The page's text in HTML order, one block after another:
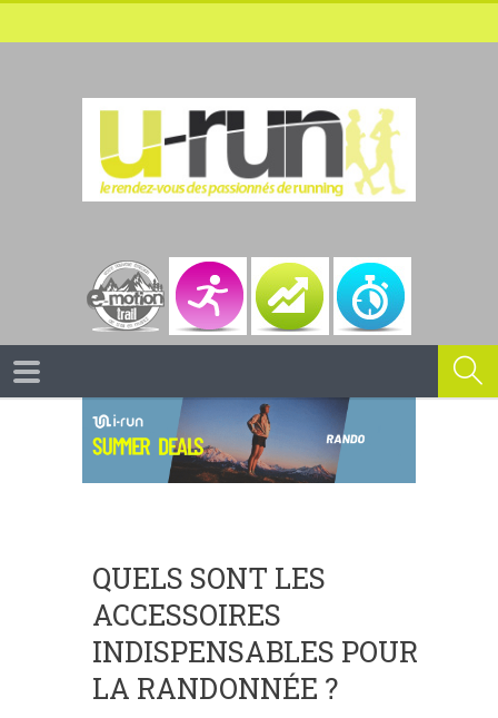
QUELS SONT LES
ACCESSOIRES
INDISPENSABLES POUR
LA RANDONNÉE ?